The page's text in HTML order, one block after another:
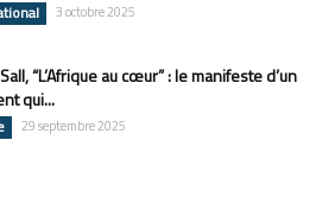
3 octobre 2025
“L’Afrique au cœur” : le manifeste d’un
qui...
29 septembre 2025